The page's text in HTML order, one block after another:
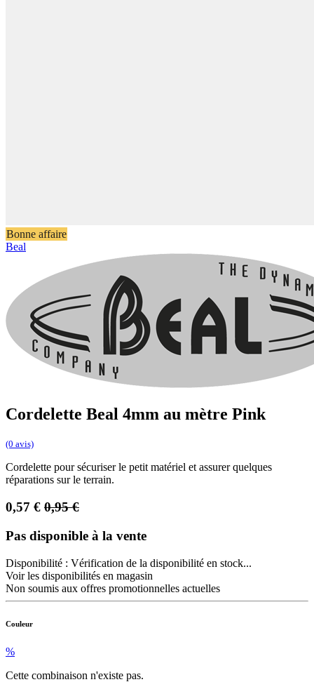
Bonne affaire
Beal
Cordelette Beal 4mm au mètre Pink
(0 avis)
Cordelette pour sécuriser le petit matériel et assurer quelques
réparations sur le terrain.
0,57 € 0,95€
Pas disponible à la vente
Disponibilité : Vérification de la disponibilité en stock...
Voir les disponibilités en magasin
Non soumis aux offres promotionnelles actuelles
Couleur
%
Cette combinaison n'existe pas.